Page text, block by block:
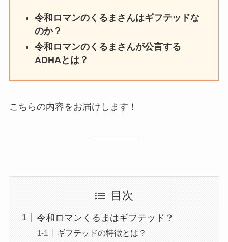
令和ロマンのくるまさんはギフテッドな
のか？
令和ロマンのくるまさんが公言する
ADHAとは？
こちらの内容をお届けします！
目次
令和ロマンくるまはギフテッド？
ギフテッドの特徴とは？